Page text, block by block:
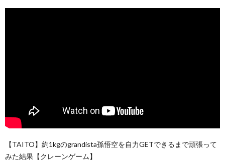
【TAITO】約1kgのgrandista孫悟空を自力GETできるまで頑張って
みた結果【クレーンゲーム】